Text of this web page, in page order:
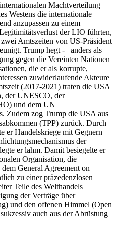
Machtverteilung
Westens die internationale
anzupassen zu einem
der LIO führten,
Amtszeiten von US-Präsident
Trump hegt -– anders als
gegen die Vereinten Nationen
die er als korrupte,
zuwiderlaufende Akteure
(2017-2021) traten die USA
der UNESCO, der
und dem UN
Zudem zog Trump die USA aus
(TPP) zurück. Durch
er Handelskriege mit Gegnern
der
er lahm. Damit besiegelte er
Organisation, die
General Agreement on
zu einer präzedenzlosen
Teile des Welthandels
der Verträge über
und den offenen Himmel (Open
auch aus der Abrüstung